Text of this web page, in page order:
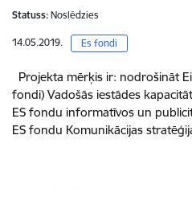
Statuss: Noslēdzies
14.05.2019. Es fondi
Projekta mērķis ir: nodrošināt
fondi) Vadošās iestādes
ES fondu informatīvos un
ES fondu Komunikācijas